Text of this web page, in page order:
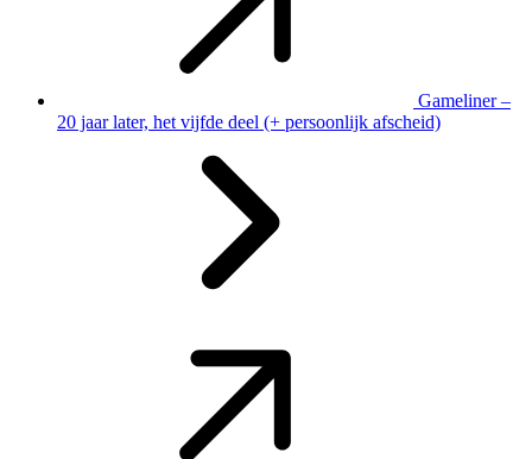
Gameliner –
20 jaar later, het vijfde deel (+ persoonlijk afscheid)